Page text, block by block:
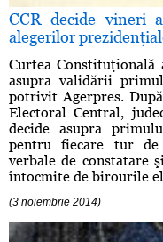
CCR decide vineri
alegerilor
Curtea Constituţională
asupra validării
potrivit Agerpres.
Electoral Central,
decide asupra
pentru fiecare tur de
verbale de constatare
întocmite de birourile
(3 noiembrie 2014)